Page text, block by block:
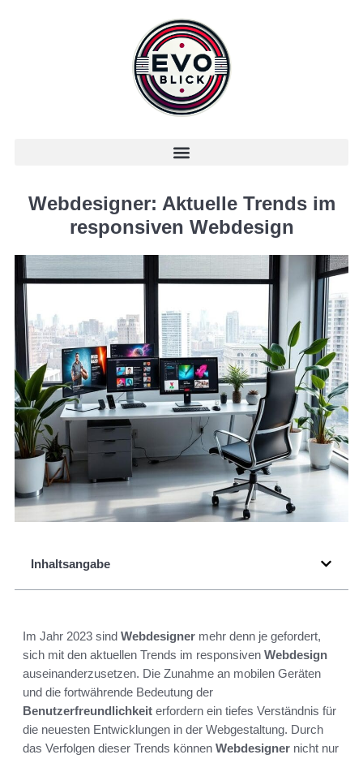
Webdesigner: Aktuelle Trends im
responsiven Webdesign
Inhaltsangabe
Im Jahr 2023 sind Webdesigner mehr denn je gefordert,
sich mit den aktuellen Trends im responsiven Webdesign
auseinanderzusetzen. Die Zunahme an mobilen Geräten
und die fortwährende Bedeutung der
Benutzerfreundlichkeit erfordern ein tiefes Verständnis für
die neuesten Entwicklungen in der Webgestaltung. Durch
das Verfolgen dieser Trends können Webdesigner nicht nur